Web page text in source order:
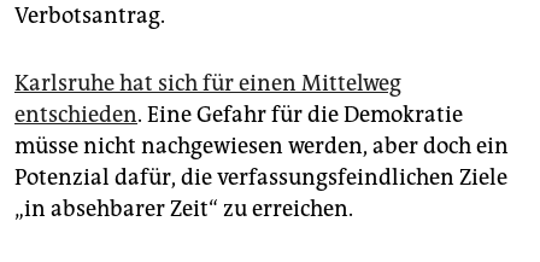
Verbotsantrag.
Karlsruhe hat sich für einen Mittelweg
entschieden. Eine Gefahr für die Demokratie
müsse nicht nachgewiesen werden, aber doch ein
Potenzial dafür, die verfassungsfeindlichen Ziele
„in absehbarer Zeit“ zu erreichen.